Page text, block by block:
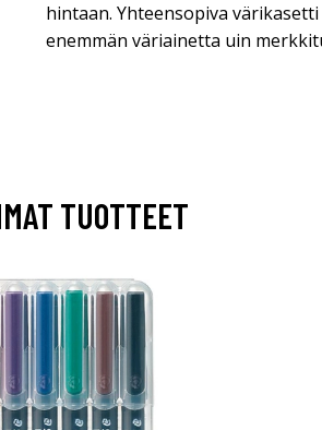
hintaan. Yhteensopiva
enemmän väriainetta uin
TUOTTEET